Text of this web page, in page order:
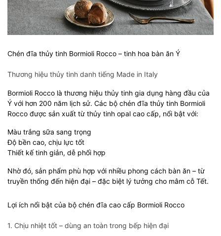
Chén đĩa thủy tinh Bormioli Rocco – tinh hoa bàn ăn Ý
Thương hiệu thủy tinh danh tiếng Made in Italy
Bormioli Rocco là thương hiệu thủy tinh gia dụng hàng đầu của
Ý với hơn 200 năm lịch sử. Các bộ chén đĩa thủy tinh Bormioli
Rocco được sản xuất từ thủy tinh opal cao cấp, nổi bật với:
Màu trắng sữa sang trọng
Độ bền cao, chịu lực tốt
Thiết kế tinh giản, dễ phối hợp
Nhờ đó, sản phẩm phù hợp với nhiều phong cách bàn ăn – từ
truyền thống đến hiện đại – đặc biệt lý tưởng cho mâm cỗ Tết.
Lợi ích nổi bật của bộ chén đĩa cao cấp Bormioli Rocco
1. Chịu nhiệt tốt – dùng an toàn trong bếp hiện đại